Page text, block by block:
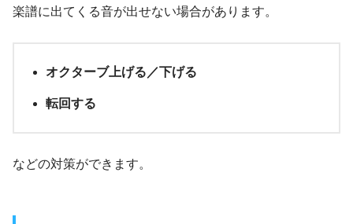
楽譜に出てくる音が出せない場合があります。
オクターブ上げる／下げる
転回する
などの対策ができます。